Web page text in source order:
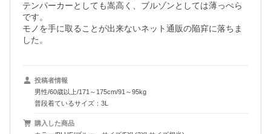
テンパーカーとしても嵩高く、ブルゾンとしては薄っぺら
です。
モノを手に取ることが出来ないネット通販の陥穽に落ちま
した。
投稿者情報
男性/60歳以上/171～175cm/91～95kg
普段着ているサイズ：3L
購入した商品